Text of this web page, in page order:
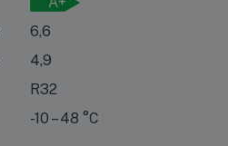
6,6
4,9
R32
-10 – 48 °C